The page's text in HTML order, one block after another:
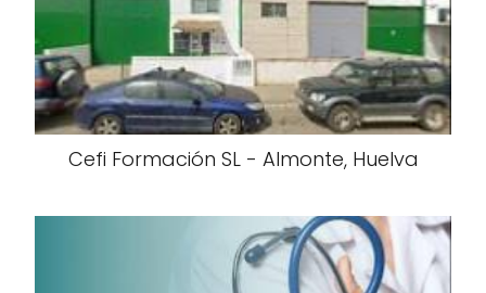
Cefi Formación SL - Almonte, Huelva